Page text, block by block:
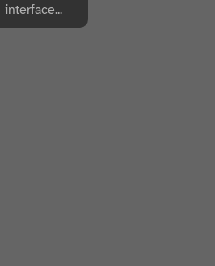
interface...